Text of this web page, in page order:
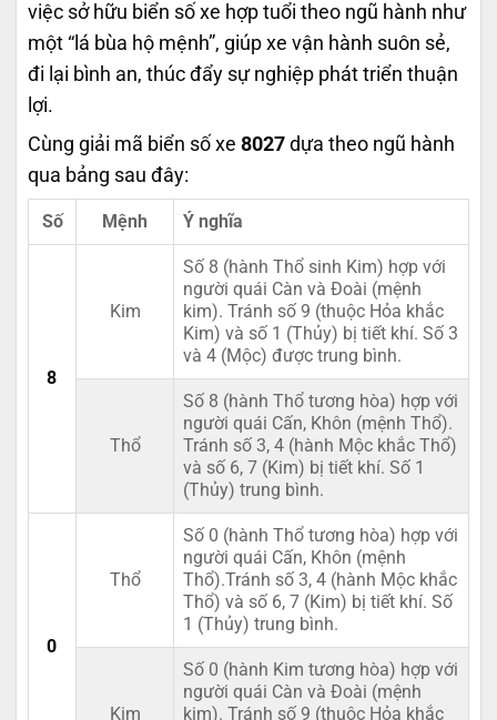
việc sở hữu biển số xe hợp tuổi theo ngũ hành như
một “lá bùa hộ mệnh”, giúp xe vận hành suôn sẻ,
đi lại bình an, thúc đẩy sự nghiệp phát triển thuận
lợi.
Cùng giải mã biển số xe 8027 dựa theo ngũ hành
qua bảng sau đây:
Số Mệnh Ý nghĩa
8
Kim
Số 8 (hành Thổ sinh Kim) hợp với
người quái Càn và Đoài (mệnh
kim). Tránh số 9 (thuộc Hỏa khắc
Kim) và số 1 (Thủy) bị tiết khí. Số 3
và 4 (Mộc) được trung bình.
Thổ
Số 8 (hành Thổ tương hòa) hợp với
người quái Cấn, Khôn (mệnh Thổ).
Tránh số 3, 4 (hành Mộc khắc Thổ)
và số 6, 7 (Kim) bị tiết khí. Số 1
(Thủy) trung bình.
0
Thổ
Số 0 (hành Thổ tương hòa) hợp với
người quái Cấn, Khôn (mệnh
Thổ).Tránh số 3, 4 (hành Mộc khắc
Thổ) và số 6, 7 (Kim) bị tiết khí. Số
1 (Thủy) trung bình.
Kim
Số 0 (hành Kim tương hòa) hợp với
người quái Càn và Đoài (mệnh
kim). Tránh số 9 (thuộc Hỏa khắc